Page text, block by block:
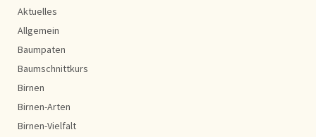
Aktuelles
Allgemein
Baumpaten
Baumschnittkurs
Birnen
Birnen-Arten
Birnen-Vielfalt